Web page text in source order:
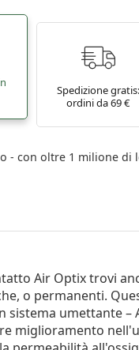
Spedizione gratis:
ordini da 69 €
- con oltre 1 milione di
Air Optix trovi
o permanenti.
sistema umettante –
miglioramento